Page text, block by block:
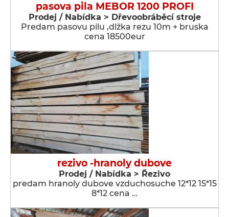
pasova pila MEBOR 1200 PROFI
Prodej / Nabídka > Dřevoobráběcí stroje
Predam pasovu pilu ,dlžka rezu 10m + bruska
cena 18500eur
rezivo -hranoly dubove
Prodej / Nabídka > Řezivo
predam hranoly dubove vzduchosuche 12*12 15*15
8*12 cena …